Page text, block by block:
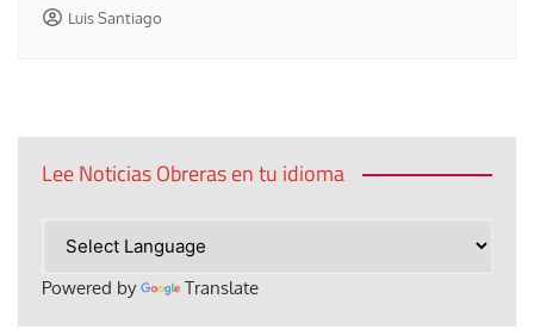
Luis Santiago
Lee Noticias Obreras en tu idioma
Powered by Translate